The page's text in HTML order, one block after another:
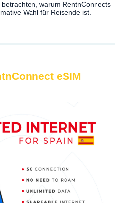
warum RentnConnects
Wahl für Reisende ist.
eSIM